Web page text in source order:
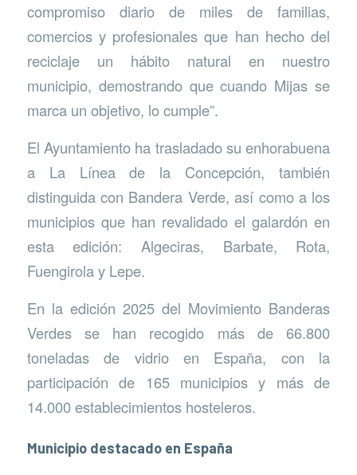
compromiso diario de miles de familias,
comercios y profesionales que han hecho del
reciclaje un hábito natural en nuestro
municipio, demostrando que cuando Mijas se
marca un objetivo, lo cumple”.
El Ayuntamiento ha trasladado su enhorabuena
a La Línea de la Concepción, también
distinguida con Bandera Verde, así como a los
municipios que han revalidado el galardón en
esta edición: Algeciras, Barbate, Rota,
Fuengirola y Lepe.
En la edición 2025 del Movimiento Banderas
Verdes se han recogido más de 66.800
toneladas de vidrio en España, con la
participación de 165 municipios y más de
14.000 establecimientos hosteleros.
Municipio destacado en España